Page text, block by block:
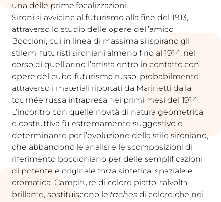
una delle prime focalizzazioni.
Sironi si avvicinò al futurismo alla fine del 1913,
attraverso lo studio delle opere dell’amico
Boccioni, cui in linea di massima si ispirano gli
stilemi futuristi sironiani almeno fino al 1914; nel
corso di quell’anno l’artista entrò in contatto con
opere del cubo-futurismo russo, probabilmente
attraverso i materiali riportati da Marinetti dalla
tournée russa intrapresa nei primi mesi del 1914.
L’incontro con quelle novità di natura geometrica
e costruttiva fu estremamente suggestivo e
determinante per l’evoluzione dello stile sironiano,
che abbandonò le analisi e le scomposizioni di
riferimento boccioniano per delle semplificazioni
di potente e originale forza sintetica, spaziale e
cromatica. Campiture di colore piatto, talvolta
brillante, sostituiscono le taches di colore che nei